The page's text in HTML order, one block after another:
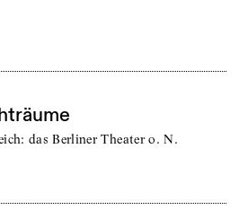
das Berliner Theater o. N.